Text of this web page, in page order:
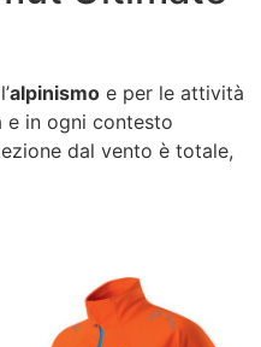
alpinismo e per le attività
e in ogni contesto
dal vento è totale,